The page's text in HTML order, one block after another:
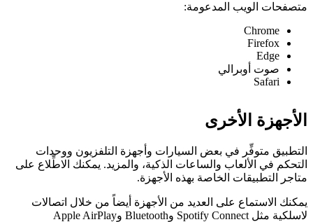
متصفحات الويب المدعومة:
Chrome
Firefox
Edge
صوت أوبرالي
Safari
الأجهزة الأخرى
التطبيق متوفِّر في بعض السيارات وأجهزة التلفزيون ووحدات
التحكم في الألعاب والساعات الذكية، والمزيد. يمكنك الاطِّلاع على
متاجر التطبيقات الخاصة بهذه الأجهزة.
يمكنك الاستماع على العديد من الأجهزة أيضاً من خلال اتصالات
لاسلكية مثل Spotify Connect وBluetooth وApple AirPlay